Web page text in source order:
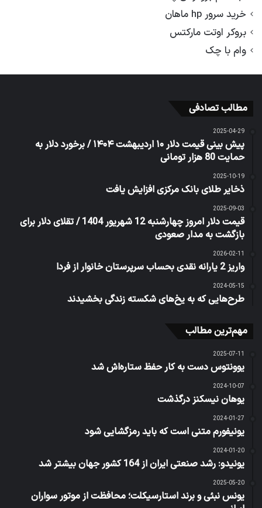
خرید سرور hp ماهان
بروکر اوتت مارکتس
وام با چک
مطالب تصادفی
2025-04-29
پیش بینی قیمت دلار ۱۰ اردیبهشت ۱۴۰۴ / برخورد دلار به
حمایت 80 هزار تومانی
2025-10-19
ذخایر طلای بانک مرکزی افزایش یافت
2025-09-03
قیمت دلار امروز چهارشنبه 12 شهریور 1404 / تقلای دلار برای
بازگشت به مدار صعودی
2026-02-11
واریز 2 یارانه نقدی بحساب سرپرستان خانوار از فردا
2024-05-15
طرح‌هایی که به یخ‌های شکسته زندگی بخشیدند
مهم‌ترین مطالب
2025-07-11
یوونتوس دست به کار حفظ ستاره‌اش شد
2024-10-07
یوهان نیسکنز درگذشت
2024-01-27
یونیفورم متنی است که باید رمزگشایی شود
2024-01-20
یونیدو: رشد صنعتی ایران از 164 کشور جهان بیشتر شد
2025-05-20
یونس نبئی و برند استارسیکلت؛ محافظت از موتور سواران